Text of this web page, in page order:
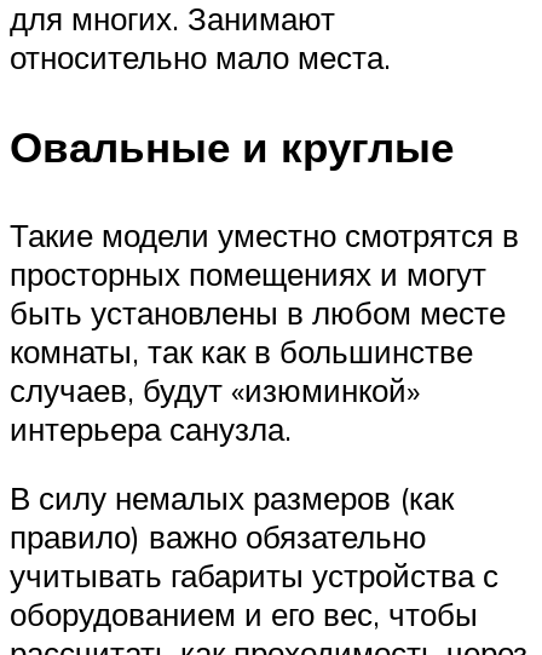
для многих. Занимают
относительно мало места.
Овальные и круглые
Такие модели уместно смотрятся в
просторных помещениях и могут
быть установлены в любом месте
комнаты, так как в большинстве
случаев, будут «изюминкой»
интерьера санузла.
В силу немалых размеров (как
правило) важно обязательно
учитывать габариты устройства с
оборудованием и его вес, чтобы